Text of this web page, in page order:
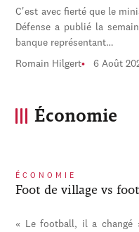
C'est avec fierté que le
Défense a publié la
banque représentant…
Romain Hilgert 6 Août
Économie
ÉCONOMIE
Foot de village vs
« Le football, il a changé